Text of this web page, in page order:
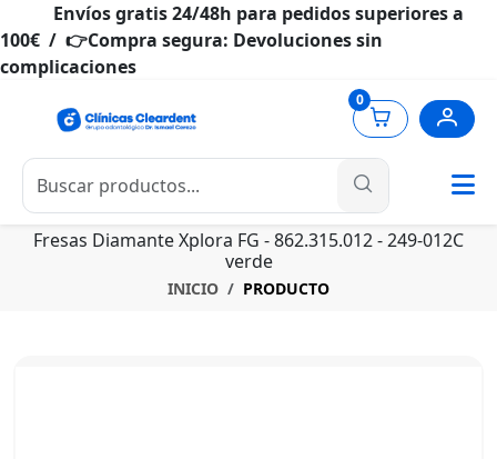
Envíos gratis 24/48h para pedidos superiores a
100€ / 👉Compra segura: Devoluciones sin
complicaciones
0
Fresas Diamante Xplora FG - 862.315.012 - 249-012C
verde
INICIO PRODUCTO